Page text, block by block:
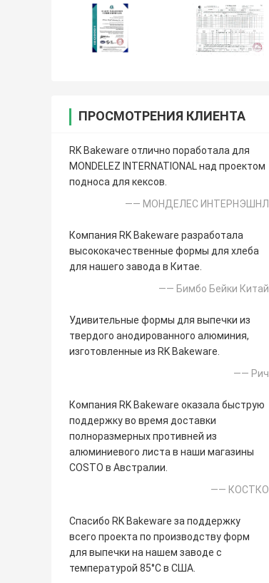
ПРОСМОТРЕНИЯ КЛИЕНТА
RK Bakeware отлично поработала для
MONDELEZ INTERNATIONAL над проектом
подноса для кексов.
—— МОНДЕЛЕС ИНТЕРНЭШНЛ
Компания RK Bakeware разработала
высококачественные формы для хлеба
для нашего завода в Китае.
—— Бимбо Бейки Китай
Удивительные формы для выпечки из
твердого анодированного алюминия,
изготовленные из RK Bakeware.
—— Рич
Компания RK Bakeware оказала быструю
поддержку во время доставки
полноразмерных противней из
алюминиевого листа в наши магазины
COSTO в Австралии.
—— КОСТКО
Спасибо RK Bakeware за поддержку
всего проекта по производству форм
для выпечки на нашем заводе с
температурой 85°C в США.